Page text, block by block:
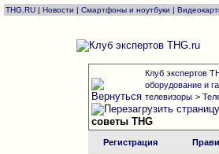
THG.RU | Новости | Смартфоны и ноутбуки |
Клуб экспертов
оборудование и
телевизоры >
советы THG
Регистрация